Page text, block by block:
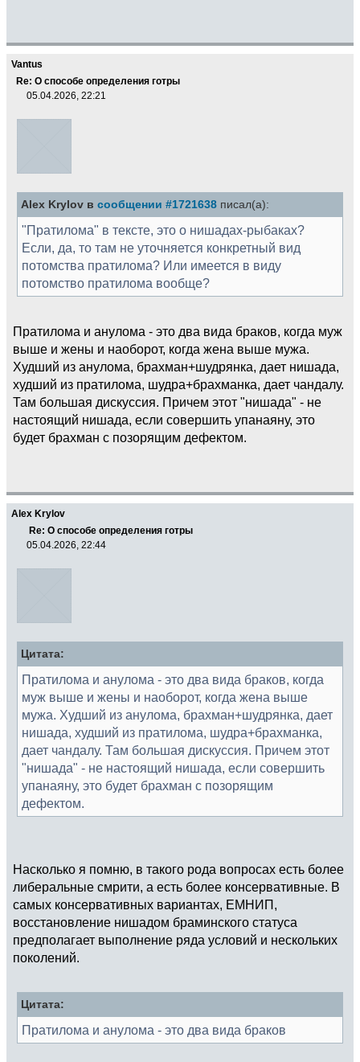
Vantus
Re: О способе определения готры
05.04.2026, 22:21
Alex Krylov в сообщении #1721638 писал(а):
"Пратилома" в тексте, это о нишадах-рыбаках?
Если, да, то там не уточняется конкретный вид
потомства пратилома? Или имеется в виду
потомство пратилома вообще?
Пратилома и анулома - это два вида браков, когда муж
выше и жены и наоборот, когда жена выше мужа.
Худший из анулома, брахман+шудрянка, дает нишада,
худший из пратилома, шудра+брахманка, дает чандалу.
Там большая дискуссия. Причем этот "нишада" - не
настоящий нишада, если совершить упанаяну, это
будет брахман с позорящим дефектом.
Alex Krylov
Re: О способе определения готры
05.04.2026, 22:44
Цитата:
Пратилома и анулома - это два вида браков, когда
муж выше и жены и наоборот, когда жена выше
мужа. Худший из анулома, брахман+шудрянка, дает
нишада, худший из пратилома, шудра+брахманка,
дает чандалу. Там большая дискуссия. Причем этот
"нишада" - не настоящий нишада, если совершить
упанаяну, это будет брахман с позорящим
дефектом.
Насколько я помню, в такого рода вопросах есть более
либеральные смрити, а есть более консервативные. В
самых консервативных вариантах, ЕМНИП,
восстановление нишадом браминского статуса
предполагает выполнение ряда условий и нескольких
поколений.
Цитата:
Пратилома и анулома - это два вида браков